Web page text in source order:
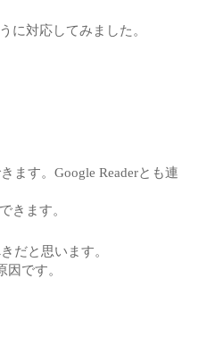
に対応してみました。
ます。Google Readerとも連
きます。
だと思います。
です。